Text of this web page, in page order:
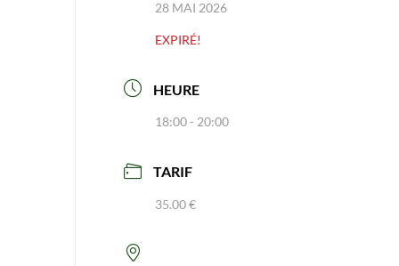
28 MAI 2026
EXPIRÉ!
HEURE
18:00 - 20:00
TARIF
35.00 €